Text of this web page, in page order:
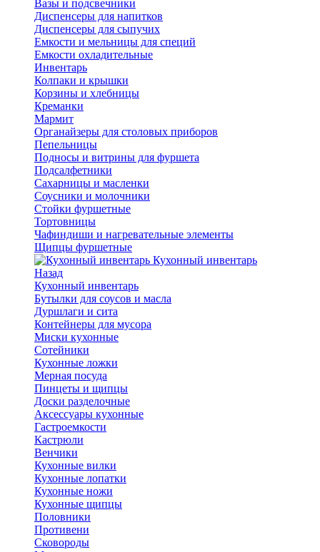
Вазы и подсвечники
Диспенсеры для напитков
Диспенсеры для сыпучих
Емкости и мельницы для специй
Емкости охладительные
Инвентарь
Колпаки и крышки
Корзины и хлебницы
Креманки
Мармит
Органайзеры для столовых приборов
Пепельницы
Подносы и витрины для фуршета
Подсалфетники
Сахарницы и масленки
Соусники и молочники
Стойки фуршетные
Тортовницы
Чафиндиши и нагревательные элементы
Щипцы фуршетные
Кухонный инвентарь
Назад
Кухонный инвентарь
Бутылки для соусов и масла
Дуршлаги и сита
Контейнеры для мусора
Миски кухонные
Сотейники
Кухонные ложки
Мерная посуда
Пинцеты и щипцы
Доски разделочные
Аксессуары кухонные
Гастроемкости
Кастрюли
Венчики
Кухонные вилки
Кухонные лопатки
Кухонные ножи
Кухонные щипцы
Половники
Противени
Сковороды